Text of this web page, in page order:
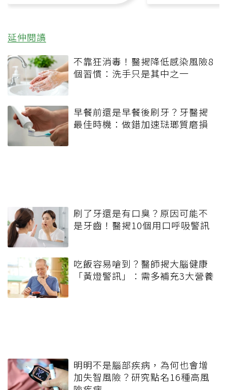
延伸閱讀
不靠狂消毒！醫揭降低感染風險8
個習慣：洗手只是其中之一
早餐前還是早餐後刷牙？牙醫揭
最佳時機：做錯加速琺瑯質磨損
刷了牙還是有口臭？原因可能不
是牙齒！醫揭10個用口呼吸警訊
吃飯容易嗆到？醫師揭大腦健康
「黃燈警訊」：需多補充3大營養
明明不是腦部疾病，為何也會增
加失智風險？研究點名16種高風